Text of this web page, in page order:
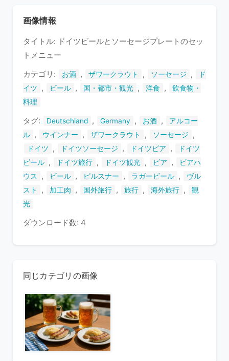
い
す
画像情報
タイトル: ドイツビールとソーセージプレートのセッ
トメニュー
カテゴリ:
お酒 , ザワークラウト , ソーセージ ,
ド
イツ
, ビール , 国・都市・観光 , 洋食 ,
飲食物・
料理
タグ: Deutschland , Germany , お酒 ,
アルコー
ル , ウインナー , ザワークラウト , ソーセージ ,
ドイツ , ドイツソーセージ , ドイツビア ,
ドイツ
ビール , ドイツ旅行 , ドイツ観光 , ビア ,
ビアハ
ウス
, ビール , ピルスナー , ラガービール ,
ヴル
スト
, 加工肉 , 国外旅行 , 旅行 , 海外旅行 ,
観
光
ダウンロード数: 4
同じカテゴリの画像